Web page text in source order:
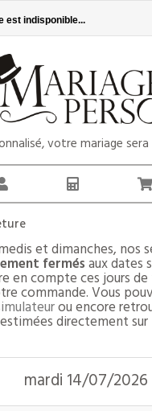
est indisponible...
votre mariage sera
et dimanches, nos
fermésaux dates
en compte ces jours
commande. Vous
ou encore
directement sur
mardi 14/07/2026